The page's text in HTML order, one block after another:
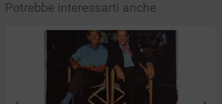
Potrebbe interessarti anche